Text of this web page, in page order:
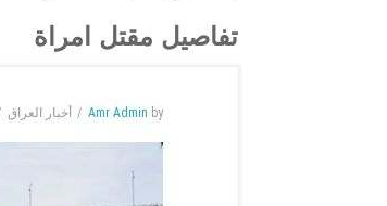
تفاصيل مقتل امراة
by
Amr Admin أخبار العراق